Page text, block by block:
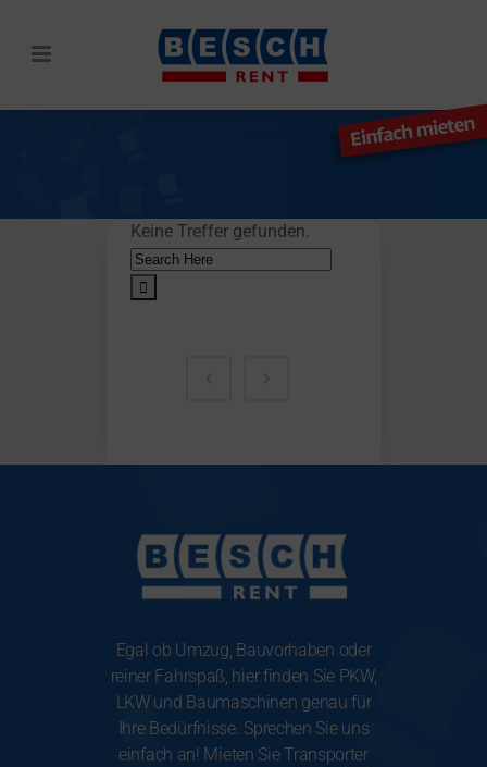
Keine Treffer gefunden.
Search
for:
Egal ob Umzug, Bauvorhaben oder
reiner Fahrspaß, hier finden Sie PKW,
LKW und Baumaschinen genau für
Ihre Bedürfnisse. Sprechen Sie uns
einfach an! Mieten Sie Transporter